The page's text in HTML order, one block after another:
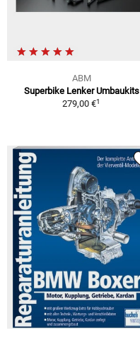
ABM
Superbike Lenker Umbaukits
279,00 €1